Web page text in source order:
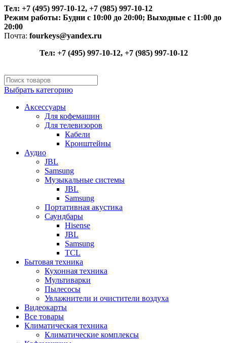
Тел: +7 (495) 997-10-12, +7 (985) 997-10-12
Режим работы: Будни с 10:00 до 20:00; Выходные с 11:00 до
20:00
Почта: fourkeys@yandex.ru
Тел: +7 (495) 997-10-12, +7 (985) 997-10-12
Выбрать категорию
Аксессуары
Для кофемашин
Для телевизоров
Кабели
Кронштейны
Аудио
JBL
Samsung
Музыкальные системы
JBL
Samsung
Портативная акустика
Саундбары
Hisense
JBL
Samsung
TCL
Бытовая техника
Кухонная техника
Мультиварки
Пылесосы
Увлажнители и очистители воздуха
Видеокарты
Все товары
Климатическая техника
Климатические комплексы